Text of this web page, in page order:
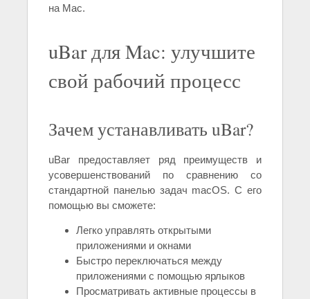
на Mac.
uBar для Mac: улучшите
свой рабочий процесс
Зачем устанавливать uBar?
uBar предоставляет ряд преимуществ и
усовершенствований по сравнению со
стандартной панелью задач macOS. С его
помощью вы сможете:
Легко управлять открытыми
приложениями и окнами
Быстро переключаться между
приложениями с помощью ярлыков
Просматривать активные процессы в